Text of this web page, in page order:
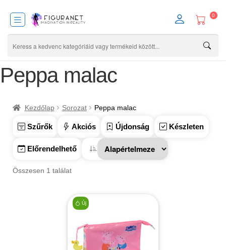
0
Peppa malac
Kezdőlap Sorozat Peppa malac
Szűrők Akciós Újdonság Készleten
Előrendelhető
Összesen 1 találat
Új